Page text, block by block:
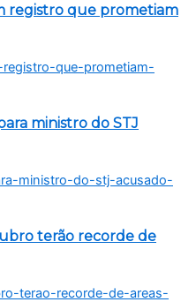
registro que prometiam
ministro do STJ
terão recorde de